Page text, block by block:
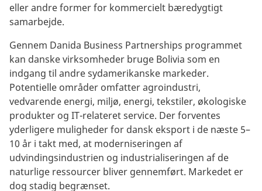
eller andre former for kommercielt bæredygtigt
samarbejde.
Gennem Danida Business Partnerships programmet
kan danske virksomheder bruge Bolivia som en
indgang til andre sydamerikanske markeder.
Potentielle områder omfatter agroindustri,
vedvarende energi, miljø, energi, tekstiler, økologiske
produkter og IT-relateret service. Der forventes
yderligere muligheder for dansk eksport i de næste 5–
10 år i takt med, at moderniseringen af
udvindingsindustrien og industrialiseringen af de
naturlige ressourcer bliver gennemført. Markedet er
dog stadig begrænset.